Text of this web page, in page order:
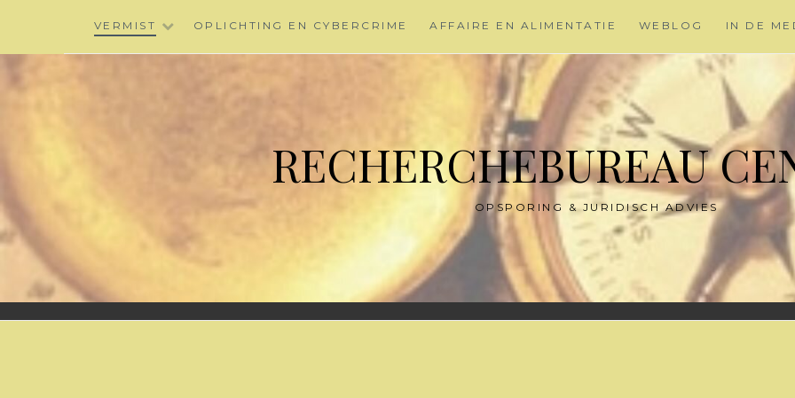
content
VERMIST OPLICHTING EN CYBERCRIME AFFAIRE EN ALIMENTATIE WEBLOG IN DE
RECHERCHEBUREAU
OPSPORING & JURIDISCH ADVIES